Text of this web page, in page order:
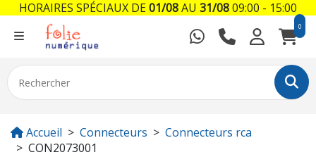
0
Accueil Connecteurs
Connecteurs rca
CON2073001
HORAIRES SPÉCIAUX DE01/08AU 31/0809:00 - 15:00